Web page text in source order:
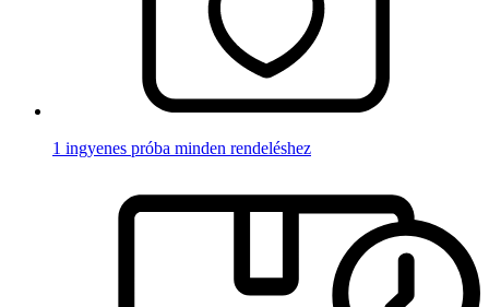
1 ingyenes próba minden rendeléshez